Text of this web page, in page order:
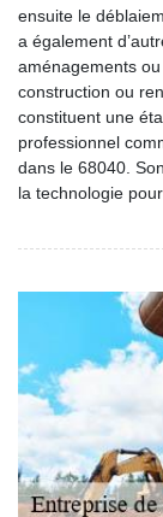
ensuite le
a également
aménagements
construction ou
constituent une
professionnel
dans le 68040.
la technologie